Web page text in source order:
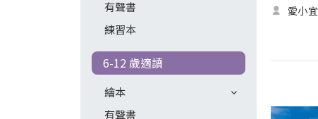
有聲書
練習本
6-12 歲適讀
繪本
有聲書
愛小